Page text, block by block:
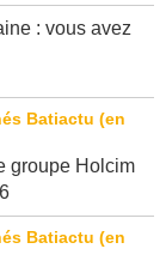
: vous avez
Holcim